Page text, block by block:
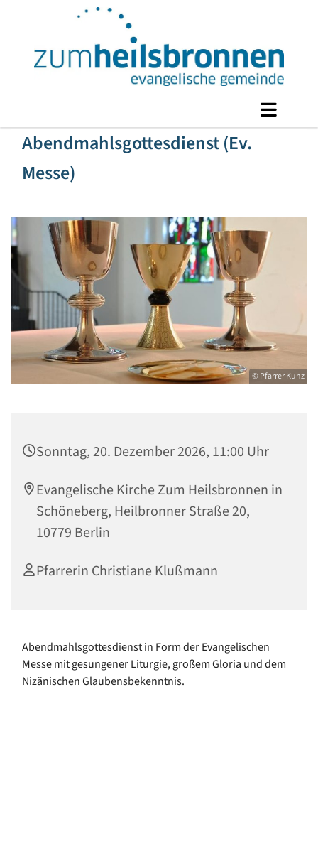
Abendmahlsgottesdienst (Ev.
Messe)
© Pfarrer Kunz
Sonntag, 20. Dezember 2026, 11:00 Uhr
Evangelische Kirche Zum Heilsbronnen in
Schöneberg, Heilbronner Straße 20,
10779 Berlin
Pfarrerin Christiane Klußmann
Abendmahlsgottesdienst in Form der Evangelischen
Messe mit gesungener Liturgie, großem Gloria und dem
Nizänischen Glaubensbekenntnis.